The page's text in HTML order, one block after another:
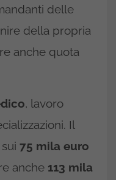
delle
della propria
anche quota
, lavoro
Il
75 mila euro
anche 113 mila